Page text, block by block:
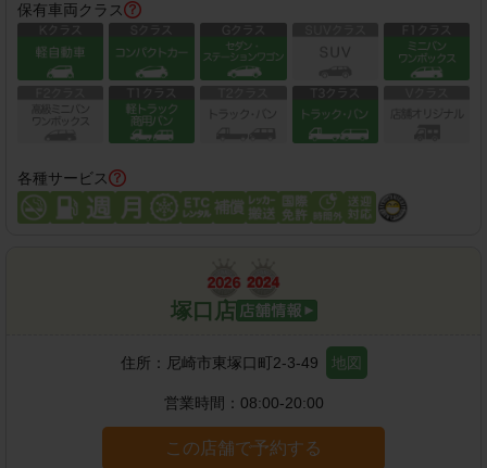
保有車両クラス
各種サービス
塚口店
住所： 尼崎市東塚口町2-3-49 地図
営業時間： 08:00-20:00
この店舗で予約する